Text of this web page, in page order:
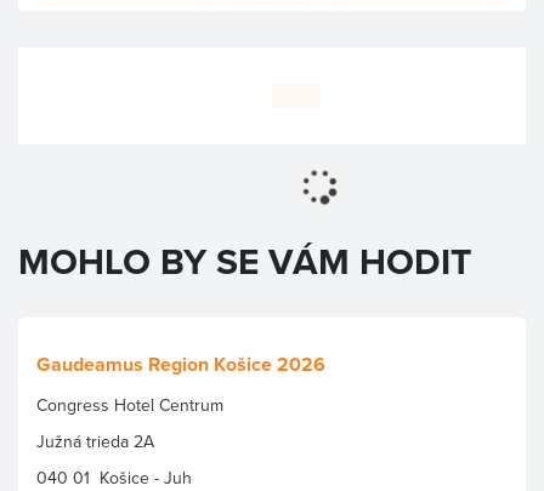
MOHLO BY SE VÁM HODIT
Gaudeamus Region Košice 2026
Congress Hotel Centrum
Južná trieda 2A
040 01 Košice - Juh